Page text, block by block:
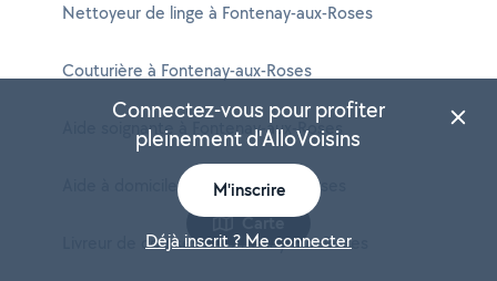
Nettoyeur de linge à Fontenay-aux-Roses
Couturière à Fontenay-aux-Roses
Aide soignante à Fontenay-aux-Roses
Aide à domicile à Fontenay-aux-Roses
Livreur de courses à Fontenay-aux-Roses
Carte
Connectez-vous pour profiter
pleinement d'AlloVoisins
M'inscrire
Déjà inscrit ? Me connecter